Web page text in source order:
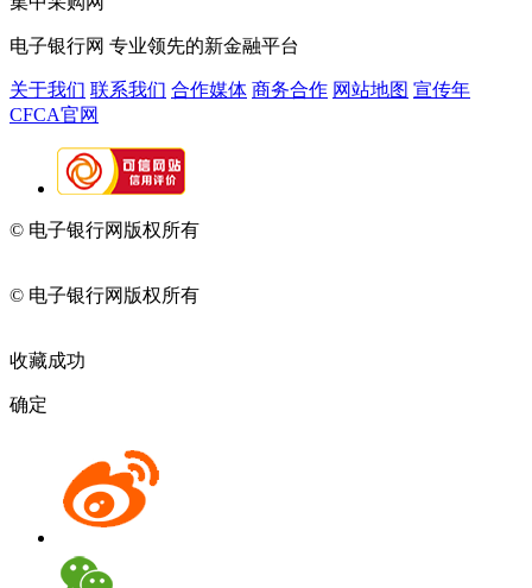
电子银行网 专业领先的新金融平台
关于我们 联系我们 合作媒体 商务合作 网站地图 宣传年
CFCA官网
© 电子银行网版权所有
© 电子银行网版权所有
收藏成功
确定